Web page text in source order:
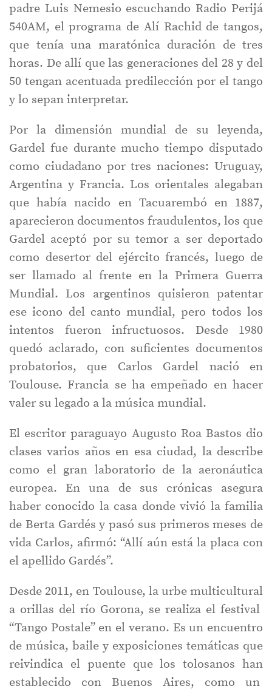
padre Luis Nemesio escuchando Radio Perijá
540AM, el programa de Alí Rachid de tangos,
que tenía una maratónica duración de tres
horas. De allí que las generaciones del 28 y del
50 tengan acentuada predilección por el tango
y lo sepan interpretar.
Por la dimensión mundial de su leyenda,
Gardel fue durante mucho tiempo disputado
como ciudadano por tres naciones: Uruguay,
Argentina y Francia. Los orientales alegaban
que había nacido en Tacuarembó en 1887,
aparecieron documentos fraudulentos, los que
Gardel aceptó por su temor a ser deportado
como desertor del ejército francés, luego de
ser llamado al frente en la Primera Guerra
Mundial. Los argentinos quisieron patentar
ese icono del canto mundial, pero todos los
intentos fueron infructuosos. Desde 1980
quedó aclarado, con suficientes documentos
probatorios, que Carlos Gardel nació en
Toulouse. Francia se ha empeñado en hacer
valer su legado a la música mundial.
El escritor paraguayo Augusto Roa Bastos dio
clases varios años en esa ciudad, la describe
como el gran laboratorio de la aeronáutica
europea. En una de sus crónicas asegura
haber conocido la casa donde vivió la familia
de Berta Gardés y pasó sus primeros meses de
vida Carlos, afirmó: “Allí aún está la placa con
el apellido Gardés”.
Desde 2011, en Toulouse, la urbe multicultural
a orillas del río Gorona, se realiza el festival
“Tango Postale” en el verano. Es un encuentro
de música, baile y exposiciones temáticas que
reivindica el puente que los tolosanos han
establecido con Buenos Aires, como un